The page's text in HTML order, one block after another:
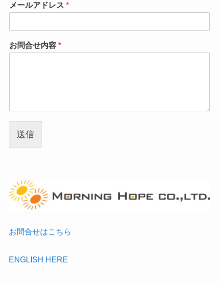
メールアドレス *
お問合せ内容 *
送信
お問合せはこちら
ENGLISH HERE